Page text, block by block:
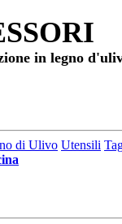
in legno
di Ulivo Utensili